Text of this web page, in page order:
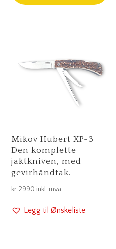
Mikov Hubert XP-3
Den komplette
jaktkniven, med
gevirhåndtak.
kr 2990 inkl. mva
Legg til Ønskeliste